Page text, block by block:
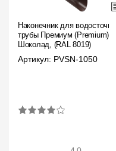
Наконечник для водосточной
трубы Премиум (Premium)
Шоколад, (RAL 8019)
Артикул: PVSN-1050